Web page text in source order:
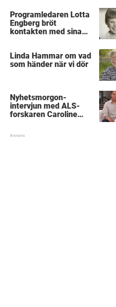
Programledaren Lotta
Engberg bröt
kontakten med sina
Linda Hammar om vad
som händer när vi dör
Nyhetsmorgon-
intervjun med ALS-
forskaren Caroline